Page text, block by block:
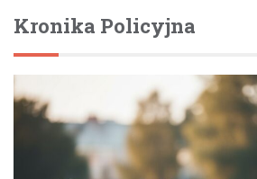
Kronika Policyjna